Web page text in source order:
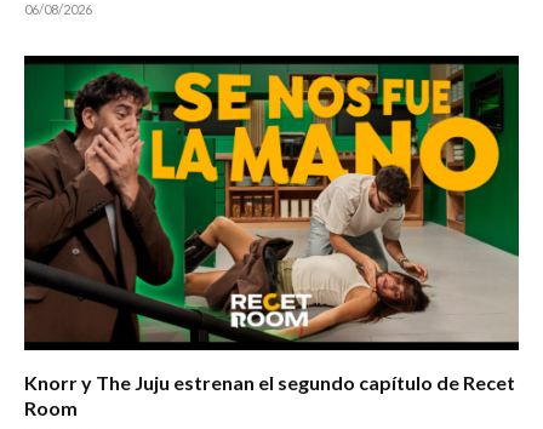
06/08/2026
Knorr y The Juju estrenan el segundo capítulo de Recet
Room